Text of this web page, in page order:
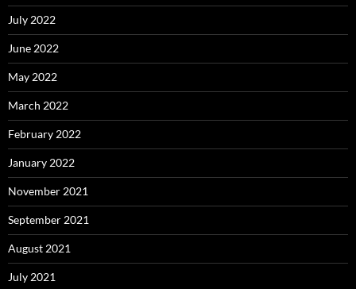
July 2022
June 2022
May 2022
March 2022
February 2022
January 2022
November 2021
September 2021
August 2021
July 2021